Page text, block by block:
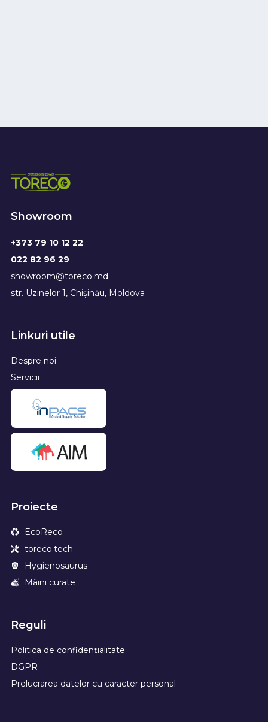
Showroom
+373 79 10 12 22
022 82 96 29
showroom@toreco.md
str. Uzinelor 1, Chișinău, Moldova
Linkuri utile
Despre noi
Servicii
Proiecte
EcoReco
toreco.tech
Hygienosaurus
Mâini curate
Reguli
Politica de confidențialitate
DGPR
Prelucrarea datelor cu caracter personal